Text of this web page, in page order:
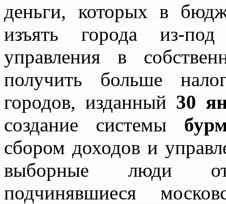
деньги, которых в
изъять города из-
управления в
получить больше
городов, изданный 30
создание системы
сбором доходов и
выборные люди от
подчинявшиеся